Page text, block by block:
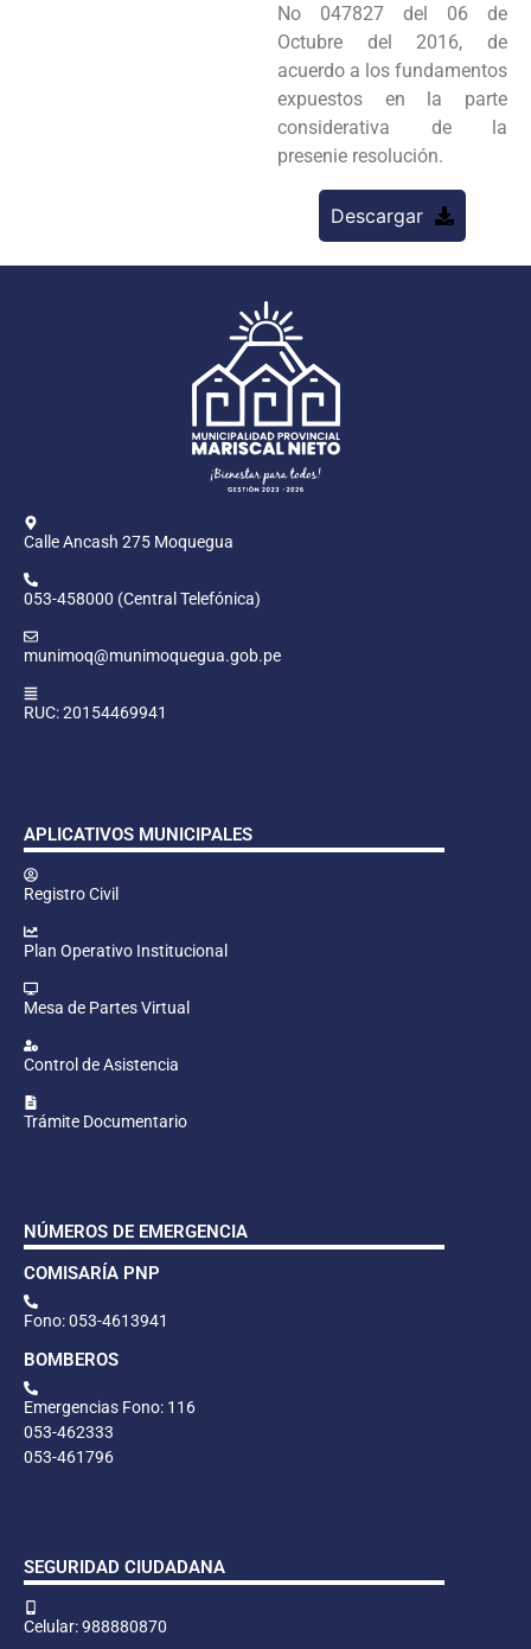
No 047827 del 06 de
Octubre del 2016, de
acuerdo a los fundamentos
expuestos en la parte
considerativa de la
presenie resolución.
Descargar
Calle Ancash 275 Moquegua
053-458000 (Central Telefónica)
munimoq@munimoquegua.gob.pe
RUC: 20154469941
APLICATIVOS MUNICIPALES
Registro Civil
Plan Operativo Institucional
Mesa de Partes Virtual
Control de Asistencia
Trámite Documentario
NÚMEROS DE EMERGENCIA
COMISARÍA PNP
Fono: 053-4613941
BOMBEROS
Emergencias Fono: 116
053-462333
053-461796
SEGURIDAD CIUDADANA
Celular: 988880870